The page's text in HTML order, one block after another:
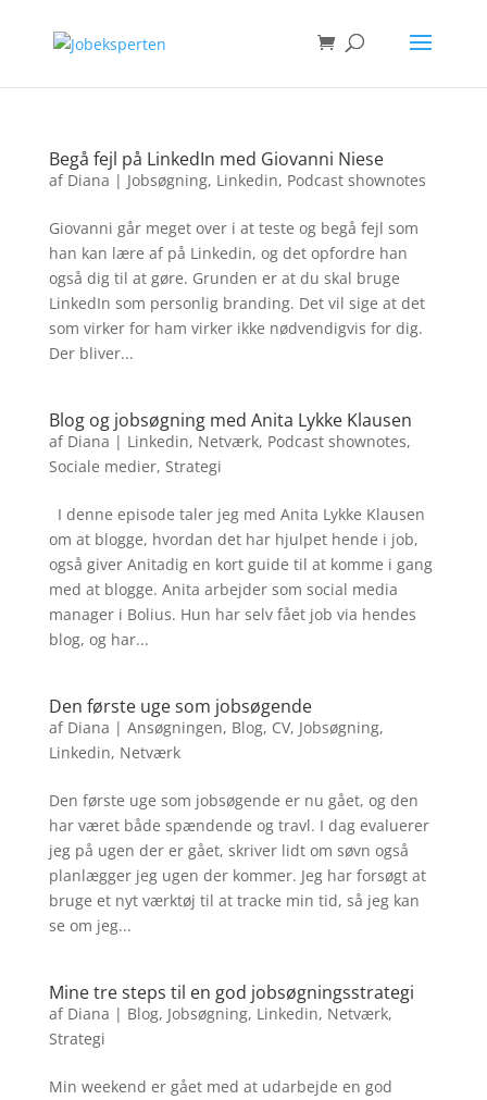
Begå fejl på LinkedIn med Giovanni Niese
af Diana | Jobsøgning, Linkedin, Podcast shownotes
Giovanni går meget over i at teste og begå fejl som
han kan lære af på Linkedin, og det opfordre han
også dig til at gøre. Grunden er at du skal bruge
LinkedIn som personlig branding. Det vil sige at det
som virker for ham virker ikke nødvendigvis for dig.
Der bliver...
Blog og jobsøgning med Anita Lykke Klausen
af Diana | Linkedin, Netværk, Podcast shownotes,
Sociale medier, Strategi
I denne episode taler jeg med Anita Lykke Klausen
om at blogge, hvordan det har hjulpet hende i job,
også giver Anitadig en kort guide til at komme i gang
med at blogge. Anita arbejder som social media
manager i Bolius. Hun har selv fået job via hendes
blog, og har...
Den første uge som jobsøgende
af Diana | Ansøgningen, Blog, CV, Jobsøgning,
Linkedin, Netværk
Den første uge som jobsøgende er nu gået, og den
har været både spændende og travl. I dag evaluerer
jeg på ugen der er gået, skriver lidt om søvn også
planlægger jeg ugen der kommer. Jeg har forsøgt at
bruge et nyt værktøj til at tracke min tid, så jeg kan
se om jeg...
Mine tre steps til en god jobsøgningsstrategi
af Diana | Blog, Jobsøgning, Linkedin, Netværk,
Strategi
Min weekend er gået med at udarbejde en god